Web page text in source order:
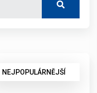
NEJPOPULÁRNĚJŠÍ